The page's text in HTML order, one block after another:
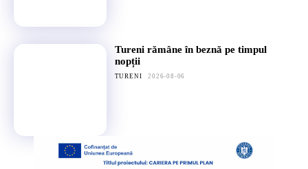
Tureni rămâne în beznă pe timpul
nopții
TURENI 2026-08-06